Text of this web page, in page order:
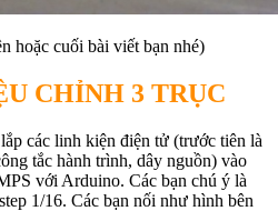
hoặc cuối bài viết bạn nhé)
CHỈNH 3 TRỤC
các linh kiện điện tử (trước tiên là
tắc hành trình, dây nguồn) vào
với Arduino. Các bạn chú ý là
1/16. Các bạn nối như hình bên